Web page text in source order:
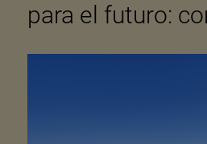
para el futuro: